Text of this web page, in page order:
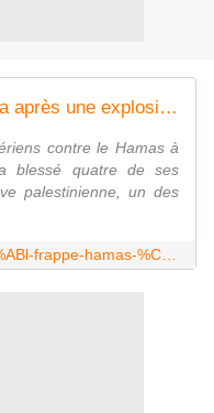
Israël frappe le Hamas à Gaza après une explosion visant ses soldats
contre le Hamas à
blessé quatre de ses
palestinienne, un des